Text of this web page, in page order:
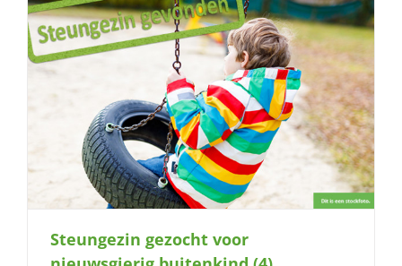
Steungezin gezocht voor